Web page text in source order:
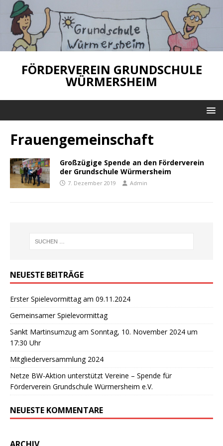
FÖRDERVEREIN GRUNDSCHULE
WÜRMERSHEIM
Frauengemeinschaft
Großzügige Spende an den Förderverein
der Grundschule Würmersheim
7. Dezember 2019 Admin
NEUESTE BEITRÄGE
Erster Spielevormittag am 09.11.2024
Gemeinsamer Spielevormittag
Sankt Martinsumzug am Sonntag, 10. November 2024 um
17:30 Uhr
Mitgliederversammlung 2024
Netze BW-Aktion unterstützt Vereine – Spende für
Förderverein Grundschule Würmersheim e.V.
NEUESTE KOMMENTARE